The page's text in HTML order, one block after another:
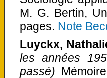
M. G. Bertin,
pages. Note
Luyckx,
les années
passé)